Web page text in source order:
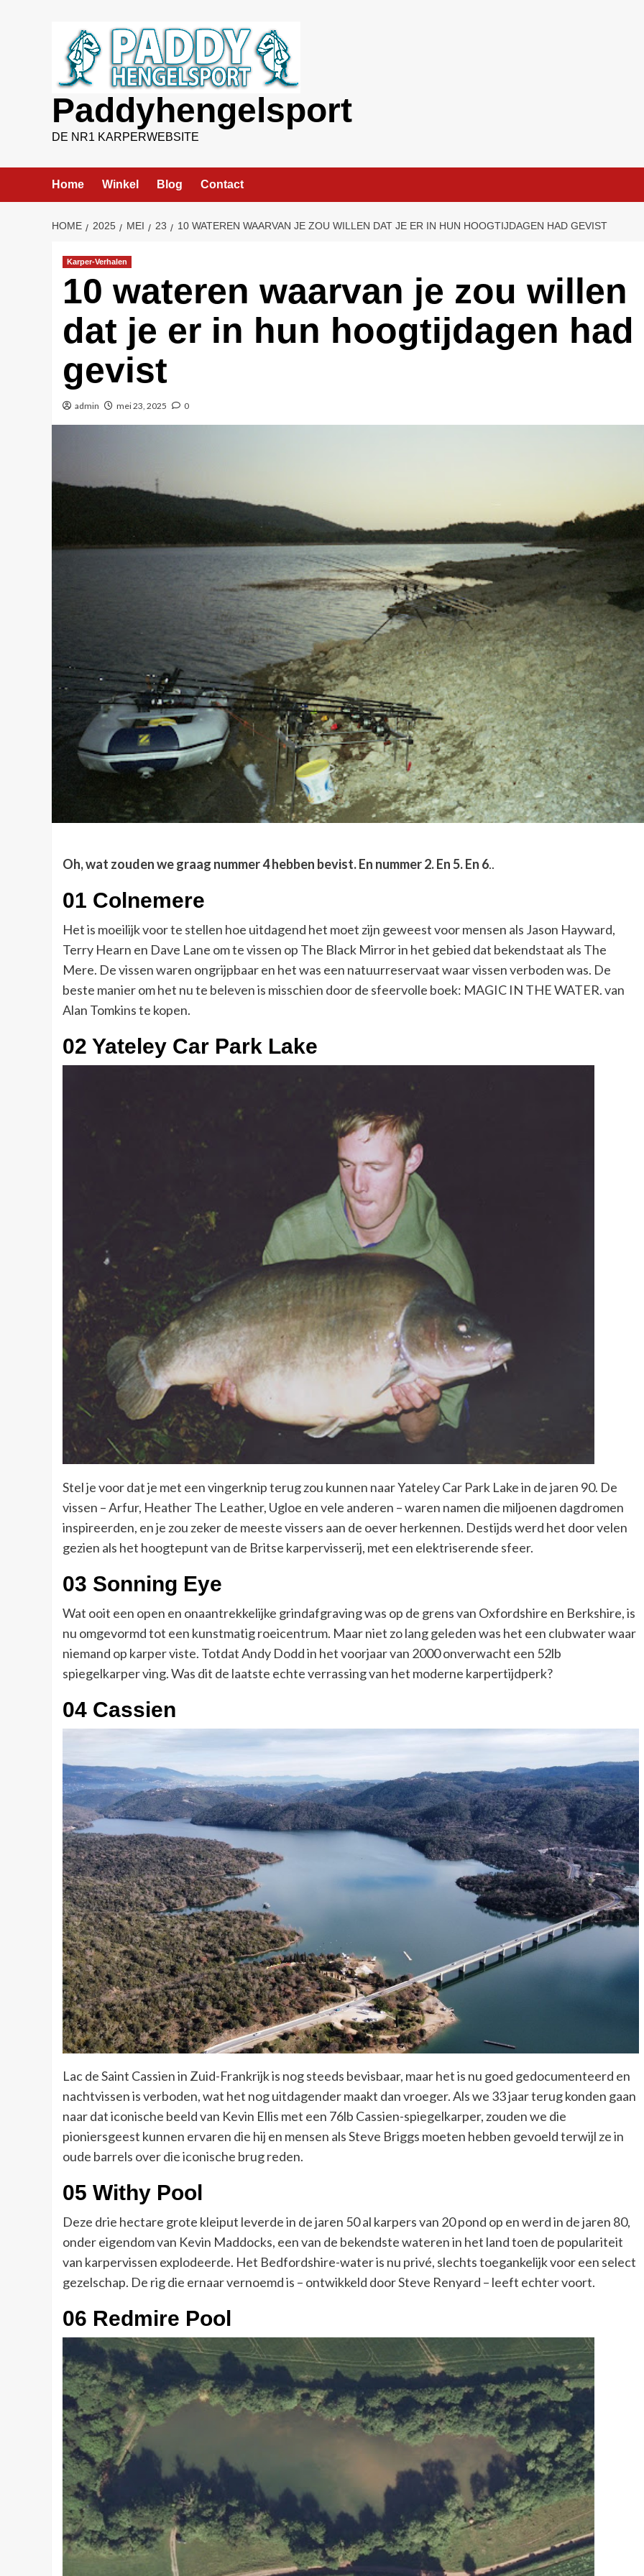
Paddyhengelsport
DE NR1 KARPERWEBSITE
Home Winkel Blog Contact
HOME 2025 MEI 23 10 WATEREN WAARVAN JE ZOU WILLEN DAT JE ER IN HUN HOOGTIJDAGEN HAD GEVIST
Karper-Verhalen
10 wateren waarvan je zou willen
dat je er in hun hoogtijdagen had
gevist
admin mei 23, 2025 0
Oh, wat zouden we graag nummer 4 hebben bevist. En nummer 2. En 5. En 6..
01 Colnemere
Het is moeilijk voor te stellen hoe uitdagend het moet zijn geweest voor mensen als Jason Hayward,
Terry Hearn en Dave Lane om te vissen op The Black Mirror in het gebied dat bekendstaat als The
Mere. De vissen waren ongrijpbaar en het was een natuurreservaat waar vissen verboden was. De
beste manier om het nu te beleven is misschien door de sfeervolle boek: MAGIC IN THE WATER. van
Alan Tomkins te kopen.
02 Yateley Car Park Lake
Stel je voor dat je met een vingerknip terug zou kunnen naar Yateley Car Park Lake in de jaren 90. De
vissen – Arfur, Heather The Leather, Ugloe en vele anderen – waren namen die miljoenen dagdromen
inspireerden, en je zou zeker de meeste vissers aan de oever herkennen. Destijds werd het door velen
gezien als het hoogtepunt van de Britse karpervisserij, met een elektriserende sfeer.
03 Sonning Eye
Wat ooit een open en onaantrekkelijke grindafgraving was op de grens van Oxfordshire en Berkshire, is
nu omgevormd tot een kunstmatig roeicentrum. Maar niet zo lang geleden was het een clubwater waar
niemand op karper viste. Totdat Andy Dodd in het voorjaar van 2000 onverwacht een 52lb
spiegelkarper ving. Was dit de laatste echte verrassing van het moderne karpertijdperk?
04 Cassien
Lac de Saint Cassien in Zuid-Frankrijk is nog steeds bevisbaar, maar het is nu goed gedocumenteerd en
nachtvissen is verboden, wat het nog uitdagender maakt dan vroeger. Als we 33 jaar terug konden gaan
naar dat iconische beeld van Kevin Ellis met een 76lb Cassien-spiegelkarper, zouden we die
pioniersgeest kunnen ervaren die hij en mensen als Steve Briggs moeten hebben gevoeld terwijl ze in
oude barrels over die iconische brug reden.
05 Withy Pool
Deze drie hectare grote kleiput leverde in de jaren 50 al karpers van 20 pond op en werd in de jaren 80,
onder eigendom van Kevin Maddocks, een van de bekendste wateren in het land toen de populariteit
van karpervissen explodeerde. Het Bedfordshire-water is nu privé, slechts toegankelijk voor een select
gezelschap. De rig die ernaar vernoemd is – ontwikkeld door Steve Renyard – leeft echter voort.
06 Redmire Pool